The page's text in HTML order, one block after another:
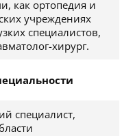
как ортопедия и
учреждениях
специалистов,
хирург.
специалист,